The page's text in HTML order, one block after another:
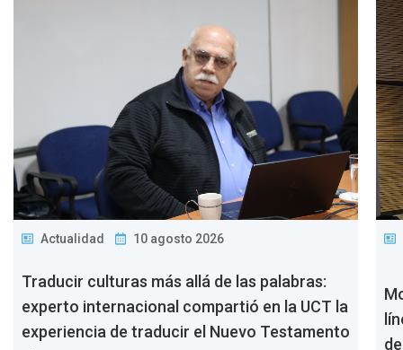
Actualidad 10 agosto 2026
Traducir culturas más allá de las palabras:
experto internacional compartió en la UCT la
experiencia de traducir el Nuevo Testamento